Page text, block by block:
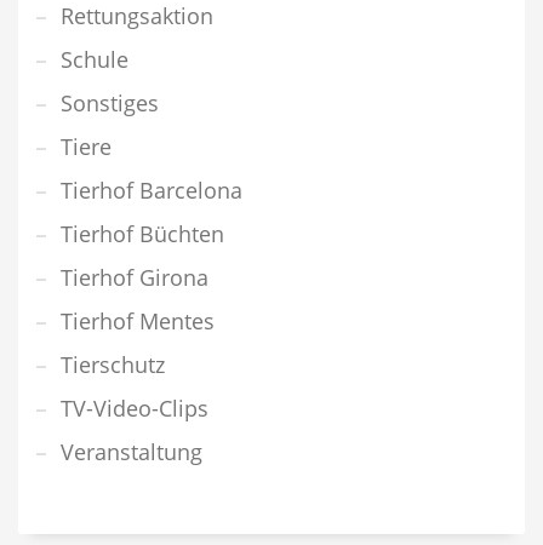
Rettungsaktion
Schule
Sonstiges
Tiere
Tierhof Barcelona
Tierhof Büchten
Tierhof Girona
Tierhof Mentes
Tierschutz
TV-Video-Clips
Veranstaltung